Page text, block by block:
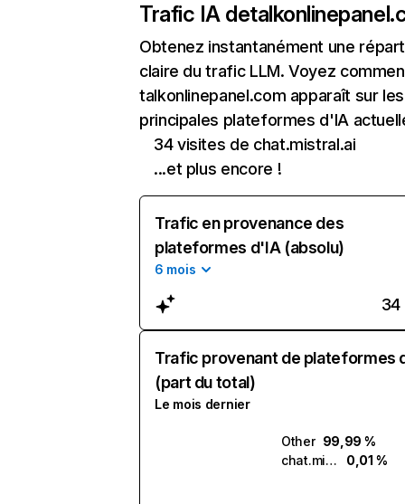
Trafic IA de
Obtenez instantanément une
claire du trafic LLM. Voyez
talkonlinepanel.com apparaît sur les
principales plateformes d'IA
34 visites de chat.mistral.ai
...et plus encore !
Trafic en provenance des
plateformes d'IA (absolu)
6 mois
34
Trafic provenant de plateformes
(part du total)
Le mois dernier
Other 99,99 %
chat.mistral.ai
0,01 %